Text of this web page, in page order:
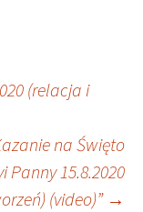
(relacja i
na Święto
Panny 15.8.2020
(video)” →